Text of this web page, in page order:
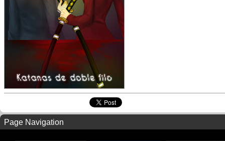
Page Navigation